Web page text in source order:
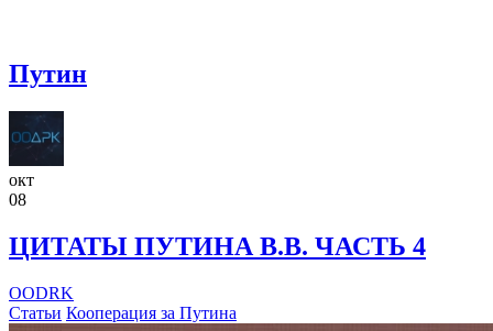
Путин
окт
08
ЦИТАТЫ ПУТИНА В.В. ЧАСТЬ 4
OODRK
Статьи Кооперация за Путина